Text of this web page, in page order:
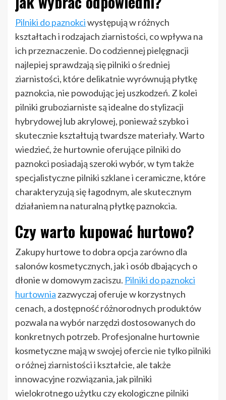
Pilniki do paznokciwystępują w różnych
kształtach i rodzajach ziarnistości, co wpływa na
ich przeznaczenie. Do codziennej pielęgnacji
najlepiej sprawdzają się pilniki o średniej
ziarnistości, które delikatnie wyrównują płytkę
paznokcia, nie powodując jej uszkodzeń. Z kolei
pilniki gruboziarniste są idealne do stylizacji
hybrydowej lub akrylowej, ponieważ szybko i
skutecznie kształtują twardsze materiały. Warto
wiedzieć, że hurtownie oferujące pilniki do
paznokci posiadają szeroki wybór, w tym także
specjalistyczne pilniki szklane i ceramiczne, które
charakteryzują się łagodnym, ale skutecznym
działaniem na naturalną płytkę paznokcia.
Czy warto kupować hurtowo?
Zakupy hurtowe to dobra opcja zarówno dla
salonów kosmetycznych, jak i osób dbających o
dłonie w domowym zaciszu. Pilniki do paznokci
hurtownia zazwyczaj oferuje w korzystnych
cenach, a dostępność różnorodnych produktów
pozwala na wybór narzędzi dostosowanych do
konkretnych potrzeb. Profesjonalne hurtownie
kosmetyczne mają w swojej ofercie nie tylko pilniki
o różnej ziarnistości i kształcie, ale także
innowacyjne rozwiązania, jak pilniki
wielokrotnego użytku czy ekologiczne pilniki